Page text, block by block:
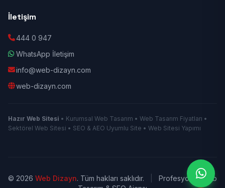
İletişim
444 0 947
WhatsApp İletişim
info@web-dizayn.com
web-dizayn.com
Hazır Web Sitesi • Kurumsal Web Tasarım • Web Tasarım Fiyatları •
Sektörel Web Sitesi • SEO & AEO Uyumlu Site • Web Sitesi Yapımı
© 2026 Web Dizayn. Tüm hakları saklıdır.
Profesyonel Web